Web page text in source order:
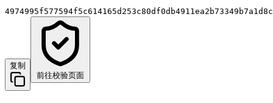
复制
前往校验页面